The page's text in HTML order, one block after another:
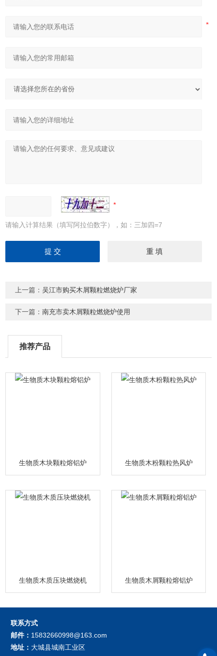
请输入计算结果（填写阿拉伯数字），如：三加四=7
上一篇：吴江市购买木屑颗粒燃烧炉厂家
下一篇：南充市卖木屑颗粒燃烧炉使用
推荐产品
生物质木块颗粒熔铝炉 生物质木粉颗粒热风炉
生物质木质压块燃烧机 生物质木屑颗粒熔铝炉
联系方式
邮件： 15832660998@163.com
地址： 大城县城南工业区